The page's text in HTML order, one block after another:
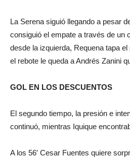
La Serena siguió llegando a pesar
consiguió el empate a través de un
desde la izquierda, Requena tapa
el rebote le queda a Andrés Zanini
GOL EN LOS DESCUENTOS
El segundo tiempo, la presión e
continuó, mientras Iquique
A los 56′ Cesar Fuentes quiere